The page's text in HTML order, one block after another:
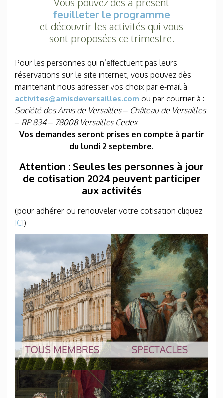
feuilleter le programme
et découvrir les activités qui vous
sont proposées ce trimestre.
Pour les personnes qui n’effectuent pas leurs
réservations sur le site internet, vous pouvez dès
maintenant nous adresser vos choix par e-mail à
activites@amisdeversailles.com ou par courrier à :
Société des Amis de Versailles – Château de Versailles
– RP 834 – 78008 Versailles Cedex
Vos demandes seront prises en compte à partir
du lundi 2 septembre.
Attention : Seules les personnes à jour
de cotisation 2024 peuvent participer
aux activités
(pour adhérer ou renouveler votre cotisation cliquez
ICI)